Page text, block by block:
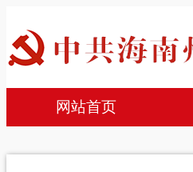
网站首页